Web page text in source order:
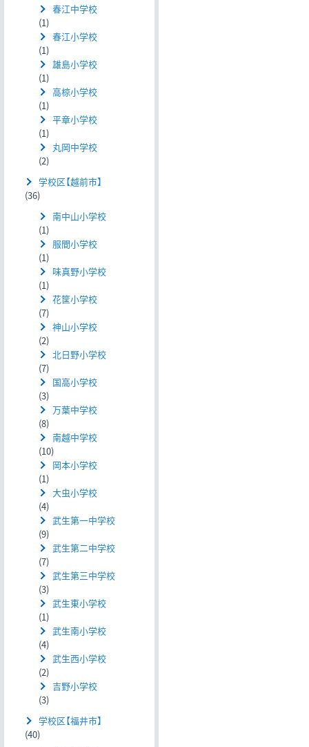
春江中学校
(1)
春江小学校
(1)
雄島小学校
(1)
高椋小学校
(1)
平章小学校
(1)
丸岡中学校
(2)
学校区【越前市】
(36)
南中山小学校
(1)
服間小学校
(1)
味真野小学校
(1)
花筐小学校
(7)
神山小学校
(2)
北日野小学校
(7)
国高小学校
(3)
万葉中学校
(8)
南越中学校
(10)
岡本小学校
(1)
大虫小学校
(4)
武生第一中学校
(9)
武生第二中学校
(7)
武生第三中学校
(3)
武生東小学校
(1)
武生南小学校
(4)
武生西小学校
(2)
吉野小学校
(3)
学校区【福井市】
(40)